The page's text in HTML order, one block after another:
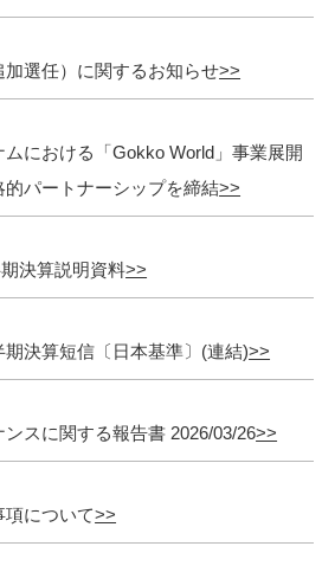
選任）に関するお知らせ
における「Gokko World」事業展開
パートナーシップを締結
決算説明資料
期決算短信〔日本基準〕(連結)
スに関する報告書 2026/03/26
項について